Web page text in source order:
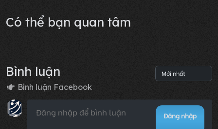
Có thể bạn quan tâm
Bình luận
Bình luận Facebook
Đăng nhập